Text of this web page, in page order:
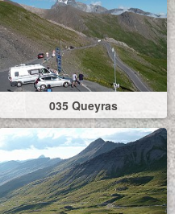
035 Queyras